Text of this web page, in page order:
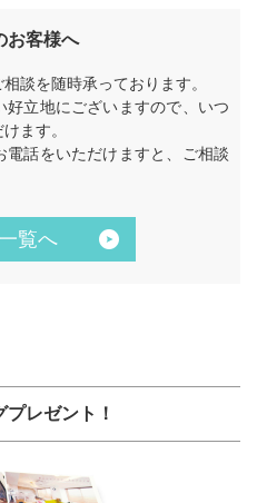
お客様へ
談を随時承っております。
立地にございますので、いつ
ます。
話をいただけますと、ご相談
覧へ
レゼント！